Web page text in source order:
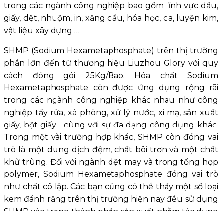
trong các ngành công nghiệp bao gồm lĩnh vực dầu,
giấy, dệt, nhuộm, in, xăng dầu, hóa học, da, luyện kim,
vật liệu xây dựng …
SHMP (Sodium Hexametaphosphate) trên thị trường
phần lớn đến từ thương hiệu Liuzhou Glory với quy
cách đóng gói 25Kg/Bao. Hóa chất Sodium
Hexametaphosphate còn được ứng dụng rộng rãi
trong các ngành công nghiệp khác nhau như công
nghiệp tẩy rửa, xà phòng, xử lý nước, xi mạ, sản xuất
giấy, bột giấy… cùng với sự đa dạng công dụng khác.
Trong một vài trường hợp khác, SHMP còn đóng vai
trò là một dung dịch đệm, chất bôi trơn và một chất
khử trùng. Đối với ngành dệt may và trong tổng hợp
polymer, Sodium Hexametaphosphate đóng vai trò
như chất cô lập. Các bạn cũng có thể thấy một số loại
kem đánh răng trên thị trường hiện nay đều sử dụng